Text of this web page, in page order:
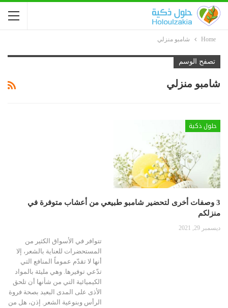
Home شامبو منزلي
تصفح الوسم
شامبو منزلي
حلول ذكية
3 وصفات أخرى لتحضير شامبو طبيعي من أعشاب متوفرة في
منزلكم
ديسمبر 29, 2021
تتوافر في الأسواق الكثير من
المستحضرات للعناية بالشعر، إلا
أنها لا تقدّم عموماً المنافع التي
تدّعي توفيرها. وهي مليئة بالمواد
الكيميائية التي من شأنها أن تلحق
الأذى على المدى البعيد بصحة فروة
الرأس وبنوعية الشعر. إذن، هل من